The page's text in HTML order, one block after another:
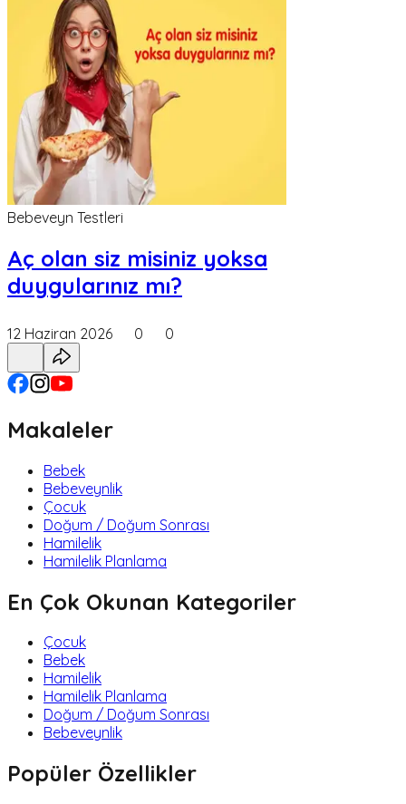
Bebeveyn Testleri
Aç olan siz misiniz yoksa
duygularınız mı?
12 Haziran 2026 0 0
Makaleler
Bebek
Bebeveynlik
Çocuk
Doğum / Doğum Sonrası
Hamilelik
Hamilelik Planlama
En Çok Okunan Kategoriler
Çocuk
Bebek
Hamilelik
Hamilelik Planlama
Doğum / Doğum Sonrası
Bebeveynlik
Popüler Özellikler